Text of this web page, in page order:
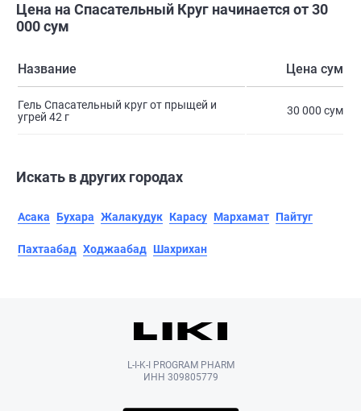
Цена на Спасательный Круг начинается от 30
000 сум
Название Цена сум
Гель Спасательный круг от прыщей и
угрей 42 г
30 000 сум
Искать в других городах
Асака Бухара Жалакудук Карасу Мархамат Пайтуг
Пахтаабад Ходжаабад Шахрихан
L-I-K-I PROGRAM PHARM
ИНН 309805779